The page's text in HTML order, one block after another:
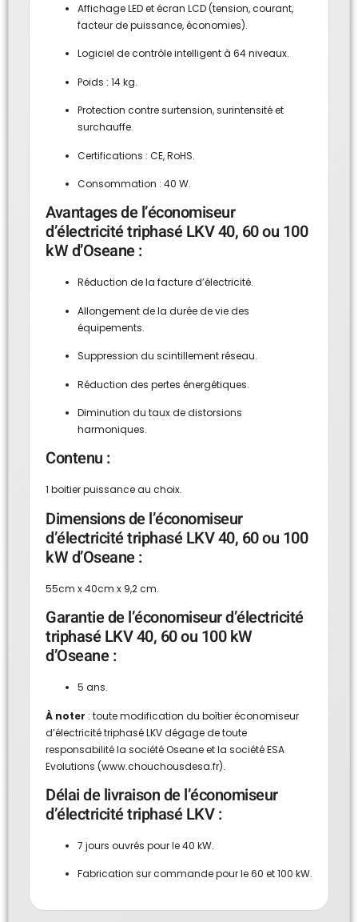
Affichage LED et écran LCD (tension, courant,
facteur de puissance, économies).
Logiciel de contrôle intelligent à 64 niveaux.
Poids : 14 kg.
Protection contre surtension, surintensité et
surchauffe.
Certifications : CE, RoHS.
Consommation : 40 W.
Avantages de l’économiseur
d’électricité triphasé LKV 40, 60 ou 100
kW d’Oseane :
Réduction de la facture d’électricité.
Allongement de la durée de vie des
équipements.
Suppression du scintillement réseau.
Réduction des pertes énergétiques.
Diminution du taux de distorsions
harmoniques.
Contenu :
1 boitier puissance au choix.
Dimensions de l’économiseur
d’électricité triphasé LKV 40, 60 ou 100
kW d’Oseane :
55cm x 40cm x 9,2 cm.
Garantie de l’économiseur d’électricité
triphasé LKV 40, 60 ou 100 kW
d’Oseane :
5 ans.
À noter : toute modification du boîtier économiseur
d’électricité triphasé LKV dégage de toute
responsabilité la société Oseane et la société ESA
Evolutions (www.chouchousdesa.fr).
Délai de livraison de l’économiseur
d’électricité triphasé LKV :
7 jours ouvrés pour le 40 kW.
Fabrication sur commande pour le 60 et 100 kW.